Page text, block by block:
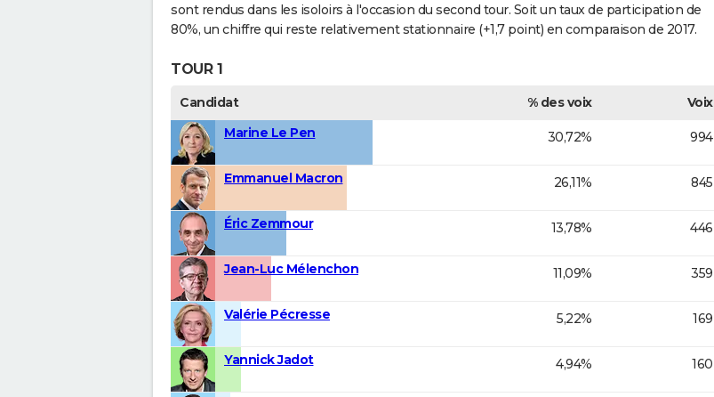
sont rendus dans les isoloirs à l'occasion du second tour. Soit un taux de participation de
80%, un chiffre qui reste relativement stationnaire (+1,7 point) en comparaison de 2017.
TOUR 1
Candidat % des voix
Voix
Marine Le Pen
30,72% 994
Emmanuel Macron 26,11% 845
Éric Zemmour 13,78% 446
Jean-Luc Mélenchon 11,09% 359
Valérie Pécresse 5,22% 169
Yannick Jadot 4,94% 160